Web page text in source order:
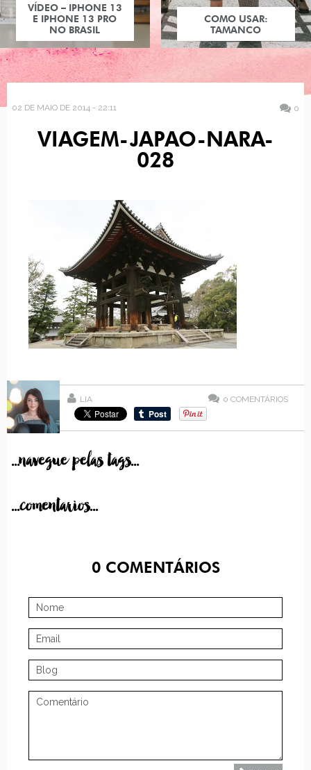
VÍDEO – IPHONE 13
E IPHONE 13 PRO
NO BRASIL
COMO USAR:
TAMANCO
02 DE MAIO DE 2014 - 22:11 0
VIAGEM-JAPAO-NARA-
028
LIA 0 COMENTÁRIOS
...navegue pelas tags...
...comentarios...
0COMENTÁRIOS